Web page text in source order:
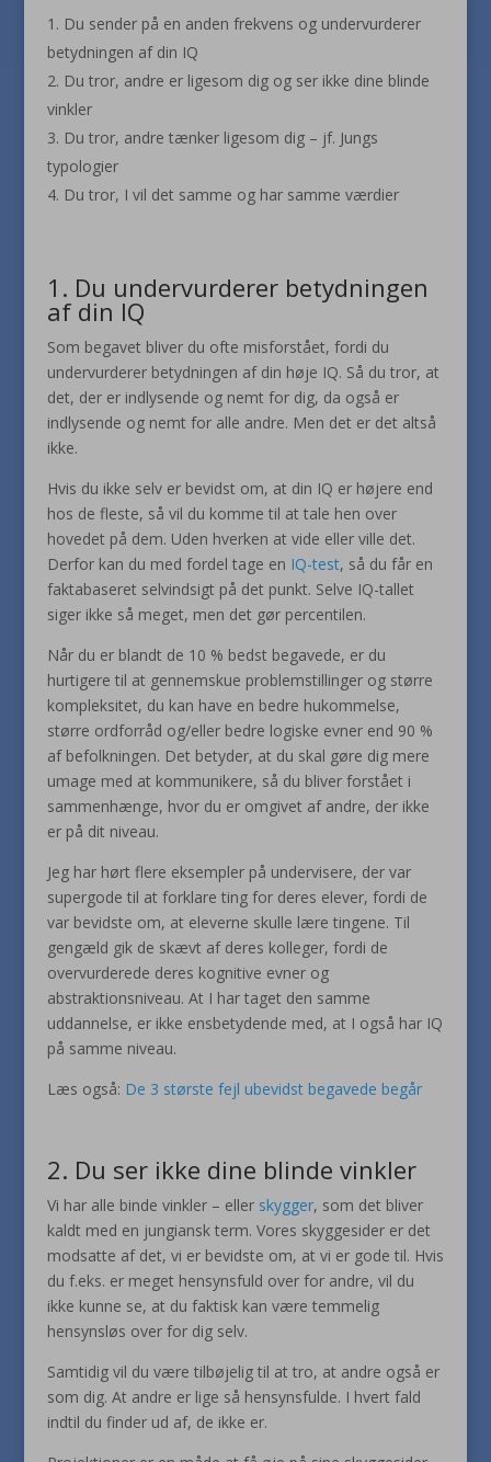
Du sender på en anden frekvens og undervurderer
betydningen af din IQ
Du tror, andre er ligesom dig og ser ikke dine blinde
vinkler
Du tror, andre tænker ligesom dig – jf. Jungs
typologier
Du tror, I vil det samme og har samme værdier
1. Du undervurderer betydningen
af din IQ
Som begavet bliver du ofte misforstået, fordi du
undervurderer betydningen af din høje IQ. Så du tror, at
det, der er indlysende og nemt for dig, da også er
indlysende og nemt for alle andre. Men det er det altså
ikke.
Hvis du ikke selv er bevidst om, at din IQ er højere end
hos de fleste, så vil du komme til at tale hen over
hovedet på dem. Uden hverken at vide eller ville det.
Derfor kan du med fordel tage en IQ-test, så du får en
faktabaseret selvindsigt på det punkt. Selve IQ-tallet
siger ikke så meget, men det gør percentilen.
Når du er blandt de 10 % bedst begavede, er du
hurtigere til at gennemskue problemstillinger og større
kompleksitet, du kan have en bedre hukommelse,
større ordforråd og/eller bedre logiske evner end 90 %
af befolkningen. Det betyder, at du skal gøre dig mere
umage med at kommunikere, så du bliver forstået i
sammenhænge, hvor du er omgivet af andre, der ikke
er på dit niveau.
Jeg har hørt flere eksempler på undervisere, der var
supergode til at forklare ting for deres elever, fordi de
var bevidste om, at eleverne skulle lære tingene. Til
gengæld gik de skævt af deres kolleger, fordi de
overvurderede deres kognitive evner og
abstraktionsniveau. At I har taget den samme
uddannelse, er ikke ensbetydende med, at I også har IQ
på samme niveau.
Læs også: De 3 største fejl ubevidst begavede begår
2. Du ser ikke dine blinde vinkler
Vi har alle binde vinkler – eller skygger, som det bliver
kaldt med en jungiansk term. Vores skyggesider er det
modsatte af det, vi er bevidste om, at vi er gode til. Hvis
du f.eks. er meget hensynsfuld over for andre, vil du
ikke kunne se, at du faktisk kan være temmelig
hensynsløs over for dig selv.
Samtidig vil du være tilbøjelig til at tro, at andre også er
som dig. At andre er lige så hensynsfulde. I hvert fald
indtil du finder ud af, de ikke er.